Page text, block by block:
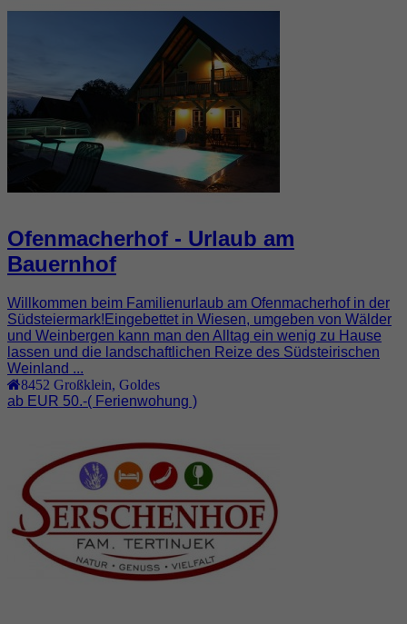
Ofenmacherhof - Urlaub am
Bauernhof
Willkommen beim Familienurlaub am Ofenmacherhof in der
Südsteiermark!Eingebettet in Wiesen, umgeben von Wälder
und Weinbergen kann man den Alltag ein wenig zu Hause
lassen und die landschaftlichen Reize des Südsteirischen
Weinland ...
8452 Großklein Goldes
ab EUR 50.-( Ferienwohung )